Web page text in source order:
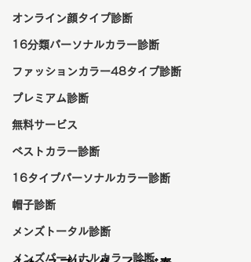
オンライン顔タイプ診断
16分類パーソナルカラー診断
ファッションカラー48タイプ診断
プレミアム診断
無料サービス
ベストカラー診断
16タイプパーソナルカラー診断
帽子診断
メンズトータル診断
メンズパーソナルカラー診断